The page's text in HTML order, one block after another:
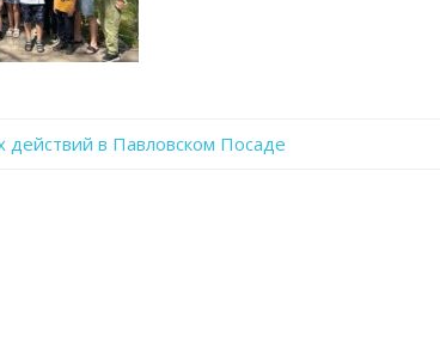
в Павловском Посаде